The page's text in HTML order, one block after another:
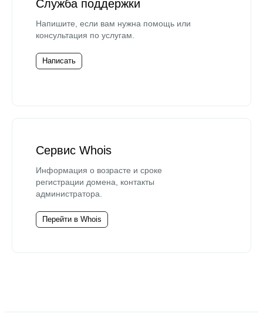
Служба поддержки
Напишите, если вам нужна помощь или
консультация по услугам.
Написать
Сервис Whois
Информация о возрасте и сроке
регистрации домена, контакты
администратора.
Перейти в Whois